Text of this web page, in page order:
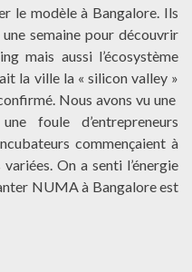
le modèle à Bangalore. Ils
semaine pour découvrir
mais aussi l’écosystème
la ville la « silicon valley »
Nous avons vu une
foule d’entrepreneurs
commençaient à
On a senti l’énergie
NUMA à Bangalore est